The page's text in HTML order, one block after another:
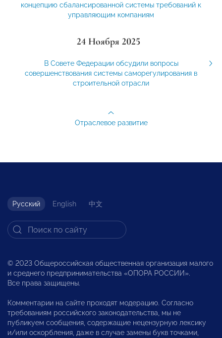
концепцию сбалансированной системы требований к
управляющим компаниям
24 Ноября 2025
В Совете Федерации обсудили вопросы
совершенствования системы саморегулирования в
строительной отрасли
Отраслевое развитие
Русский English 中文
© 2023 Общероссийская общественная организация малого
и среднего предпринимательства «ОПОРА РОССИИ».
Все права защищены.
Комментарии на сайте проходят модерацию. Согласно
требованиям российского законодательства, мы не
публикуем сообщения, содержащие нецензурную лексику
и/или оскорбления, даже в случае замены букв точками,